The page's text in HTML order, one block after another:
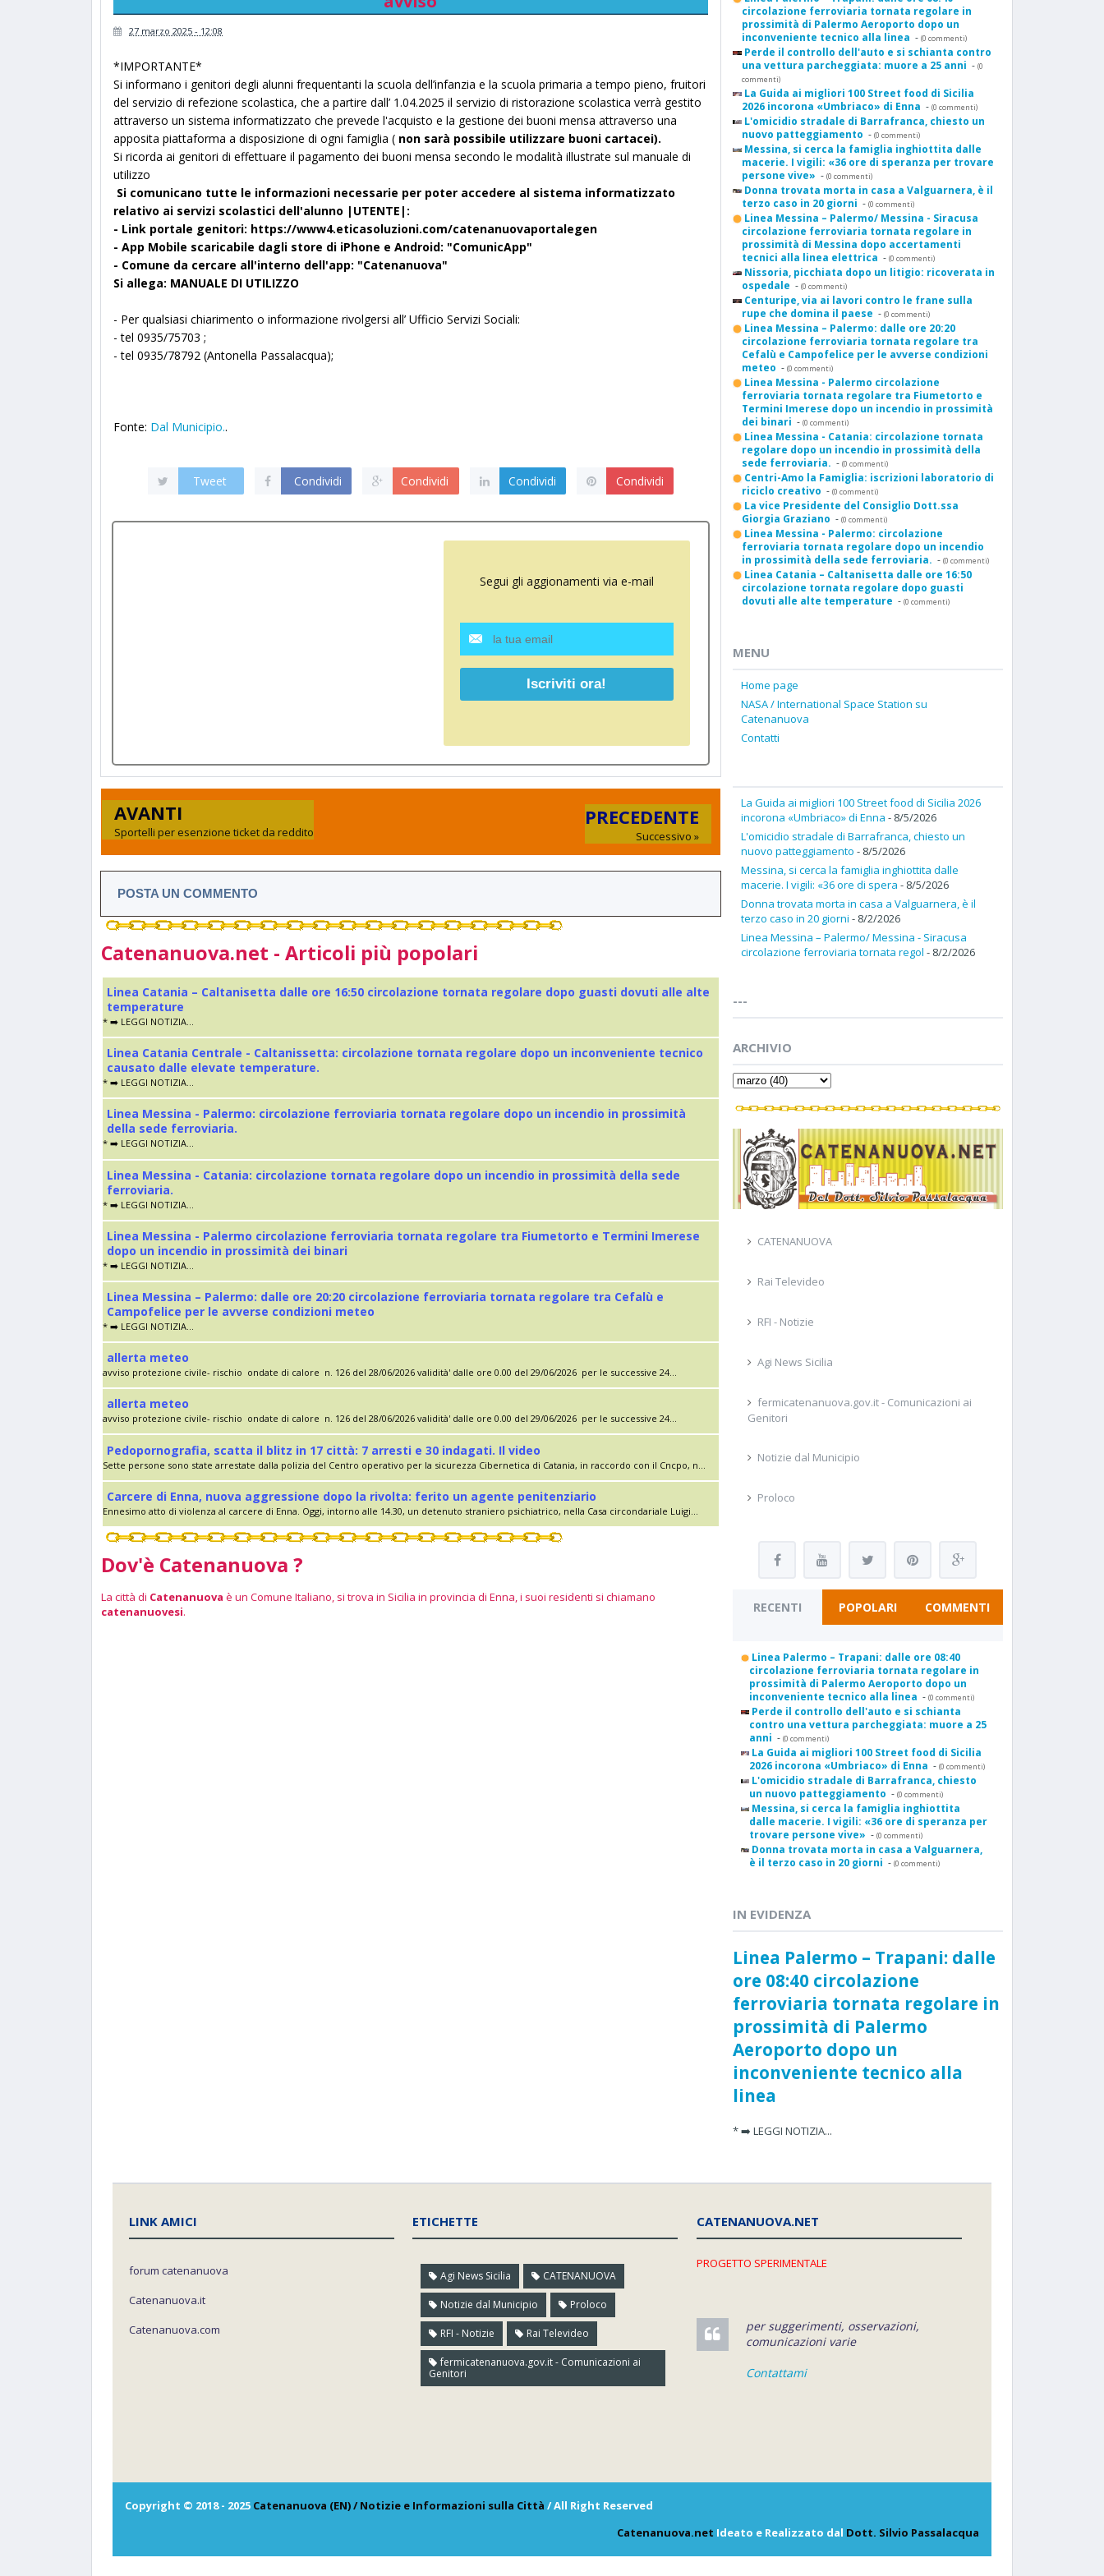
27 marzo 2025 - 12:08
*IMPORTANTE*
Si informano i genitori degli alunni frequentanti la scuola dell’infanzia e la scuola primaria a tempo pieno, fruitori
del servizio di refezione scolastica, che a partire dall’ 1.04.2025 il servizio di ristorazione scolastica verrà gestito
attraverso un sistema informatizzato che prevede l'acquisto e la gestione dei buoni mensa attraverso una
apposita piattaforma a disposizione di ogni famiglia ( non sarà possibile utilizzare buoni cartacei).
Si ricorda ai genitori di effettuare il pagamento dei buoni mensa secondo le modalità illustrate sul manuale di
utilizzo
Si comunicano tutte le informazioni necessarie per poter accedere al sistema informatizzato
relativo ai servizi scolastici dell'alunno |UTENTE|:
- Link portale genitori: https://www4.eticasoluzioni.com/catenanuovaportalegen
- App Mobile scaricabile dagli store di iPhone e Android: "ComunicApp"
- Comune da cercare all'interno dell'app: "Catenanuova"
Si allega: MANUALE DI UTILIZZO
- Per qualsiasi chiarimento o informazione rivolgersi all’ Ufficio Servizi Sociali:
- tel 0935/75703 ;
- tel 0935/78792 (Antonella Passalacqua);
Fonte: Dal Municipio..
Tweet Condividi Condividi Condividi Condividi
Segui gli aggionamenti via e-mail
AVANTI
Sportelli per esenzione ticket da reddito
PRECEDENTE
Successivo »
POSTA UN COMMENTO
Catenanuova.net - Articoli più popolari
Linea Catania – Caltanisetta dalle ore 16:50 circolazione tornata regolare dopo guasti dovuti alle alte
temperature
* ➡️ LEGGI NOTIZIA...
Linea Catania Centrale - Caltanissetta: circolazione tornata regolare dopo un inconveniente tecnico
causato dalle elevate temperature.
* ➡️ LEGGI NOTIZIA...
Linea Messina - Palermo: circolazione ferroviaria tornata regolare dopo un incendio in prossimità
della sede ferroviaria.
* ➡️ LEGGI NOTIZIA...
Linea Messina - Catania: circolazione tornata regolare dopo un incendio in prossimità della sede
ferroviaria.
* ➡️ LEGGI NOTIZIA...
Linea Messina - Palermo circolazione ferroviaria tornata regolare tra Fiumetorto e Termini Imerese
dopo un incendio in prossimità dei binari
* ➡️ LEGGI NOTIZIA...
Linea Messina – Palermo: dalle ore 20:20 circolazione ferroviaria tornata regolare tra Cefalù e
Campofelice per le avverse condizioni meteo
* ➡️ LEGGI NOTIZIA...
allerta meteo
avviso protezione civile- rischio ondate di calore n. 126 del 28/06/2026 validità' dalle ore 0.00 del 29/06/2026 per le successive 24...
allerta meteo
avviso protezione civile- rischio ondate di calore n. 126 del 28/06/2026 validità' dalle ore 0.00 del 29/06/2026 per le successive 24...
Pedopornografia, scatta il blitz in 17 città: 7 arresti e 30 indagati. Il video
Sette persone sono state arrestate dalla polizia del Centro operativo per la sicurezza Cibernetica di Catania, in raccordo con il Cncpo, n...
Carcere di Enna, nuova aggressione dopo la rivolta: ferito un agente penitenziario
Ennesimo atto di violenza al carcere di Enna. Oggi, intorno alle 14.30, un detenuto straniero psichiatrico, nella Casa circondariale Luigi...
Dov'è Catenanuova ?
La città di Catenanuova è un Comune Italiano, si trova in Sicilia in provincia di Enna, i suoi residenti si chiamano
catenanuovesi.
circolazione ferroviaria tornata regolare in
prossimità di Palermo Aeroporto dopo un
inconveniente tecnico alla linea - (0 commenti)
Perde il controllo dell'auto e si schianta contro
una vettura parcheggiata: muore a 25 anni - (0
commenti)
La Guida ai migliori 100 Street food di Sicilia
2026 incorona «Umbriaco» di Enna - (0 commenti)
L'omicidio stradale di Barrafranca, chiesto un
nuovo patteggiamento - (0 commenti)
Messina, si cerca la famiglia inghiottita dalle
macerie. I vigili: «36 ore di speranza per trovare
persone vive» - (0 commenti)
Donna trovata morta in casa a Valguarnera, è il
terzo caso in 20 giorni - (0 commenti)
Linea Messina – Palermo/ Messina - Siracusa
circolazione ferroviaria tornata regolare in
prossimità di Messina dopo accertamenti
tecnici alla linea elettrica - (0 commenti)
Nissoria, picchiata dopo un litigio: ricoverata in
ospedale - (0 commenti)
Centuripe, via ai lavori contro le frane sulla
rupe che domina il paese - (0 commenti)
Linea Messina – Palermo: dalle ore 20:20
circolazione ferroviaria tornata regolare tra
Cefalù e Campofelice per le avverse condizioni
meteo - (0 commenti)
Linea Messina - Palermo circolazione
ferroviaria tornata regolare tra Fiumetorto e
Termini Imerese dopo un incendio in prossimità
dei binari - (0 commenti)
Linea Messina - Catania: circolazione tornata
regolare dopo un incendio in prossimità della
sede ferroviaria. - (0 commenti)
Centri-Amo la Famiglia: iscrizioni laboratorio di
riciclo creativo - (0 commenti)
La vice Presidente del Consiglio Dott.ssa
Giorgia Graziano - (0 commenti)
Linea Messina - Palermo: circolazione
ferroviaria tornata regolare dopo un incendio
in prossimità della sede ferroviaria. - (0 commenti)
Linea Catania – Caltanisetta dalle ore 16:50
circolazione tornata regolare dopo guasti
dovuti alle alte temperature - (0 commenti)
MENU
Home page
NASA / International Space Station su
Catenanuova
Contatti
La Guida ai migliori 100 Street food di Sicilia 2026
incorona «Umbriaco» di Enna - 8/5/2026
L'omicidio stradale di Barrafranca, chiesto un
nuovo patteggiamento - 8/5/2026
Messina, si cerca la famiglia inghiottita dalle
macerie. I vigili: «36 ore di spera - 8/5/2026
Donna trovata morta in casa a Valguarnera, è il
terzo caso in 20 giorni - 8/2/2026
Linea Messina – Palermo/ Messina - Siracusa
circolazione ferroviaria tornata regol - 8/2/2026
---
ARCHIVIO
CATENANUOVA
Rai Televideo
RFI - Notizie
Agi News Sicilia
fermicatenanuova.gov.it - Comunicazioni ai
Genitori
Notizie dal Municipio
Proloco
RECENTI POPOLARI COMMENTI
Linea Palermo – Trapani: dalle ore 08:40
circolazione ferroviaria tornata regolare in
prossimità di Palermo Aeroporto dopo un
inconveniente tecnico alla linea - (0 commenti)
Perde il controllo dell'auto e si schianta
contro una vettura parcheggiata: muore a 25
anni - (0 commenti)
La Guida ai migliori 100 Street food di Sicilia
2026 incorona «Umbriaco» di Enna - (0 commenti)
L'omicidio stradale di Barrafranca, chiesto
un nuovo patteggiamento - (0 commenti)
Messina, si cerca la famiglia inghiottita
dalle macerie. I vigili: «36 ore di speranza per
trovare persone vive» - (0 commenti)
Donna trovata morta in casa a Valguarnera,
è il terzo caso in 20 giorni - (0 commenti)
IN EVIDENZA
Linea Palermo – Trapani: dalle
ore 08:40 circolazione
ferroviaria tornata regolare in
prossimità di Palermo
Aeroporto dopo un
inconveniente tecnico alla
linea
* ➡️ LEGGI NOTIZIA...
LINK AMICI
forum catenanuova
Catenanuova.it
Catenanuova.com
ETICHETTE
Agi News Sicilia CATENANUOVA
Notizie dal Municipio Proloco
RFI - Notizie Rai Televideo
fermicatenanuova.gov.it - Comunicazioni ai
Genitori
CATENANUOVA.NET
PROGETTO SPERIMENTALE
per suggerimenti, osservazioni,
comunicazioni varie
Contattami
Copyright © 2018 - 2025 Catenanuova (EN) / Notizie e Informazioni sulla Città / All Right Reserved
Catenanuova.net Ideato e Realizzato dal Dott. Silvio Passalacqua